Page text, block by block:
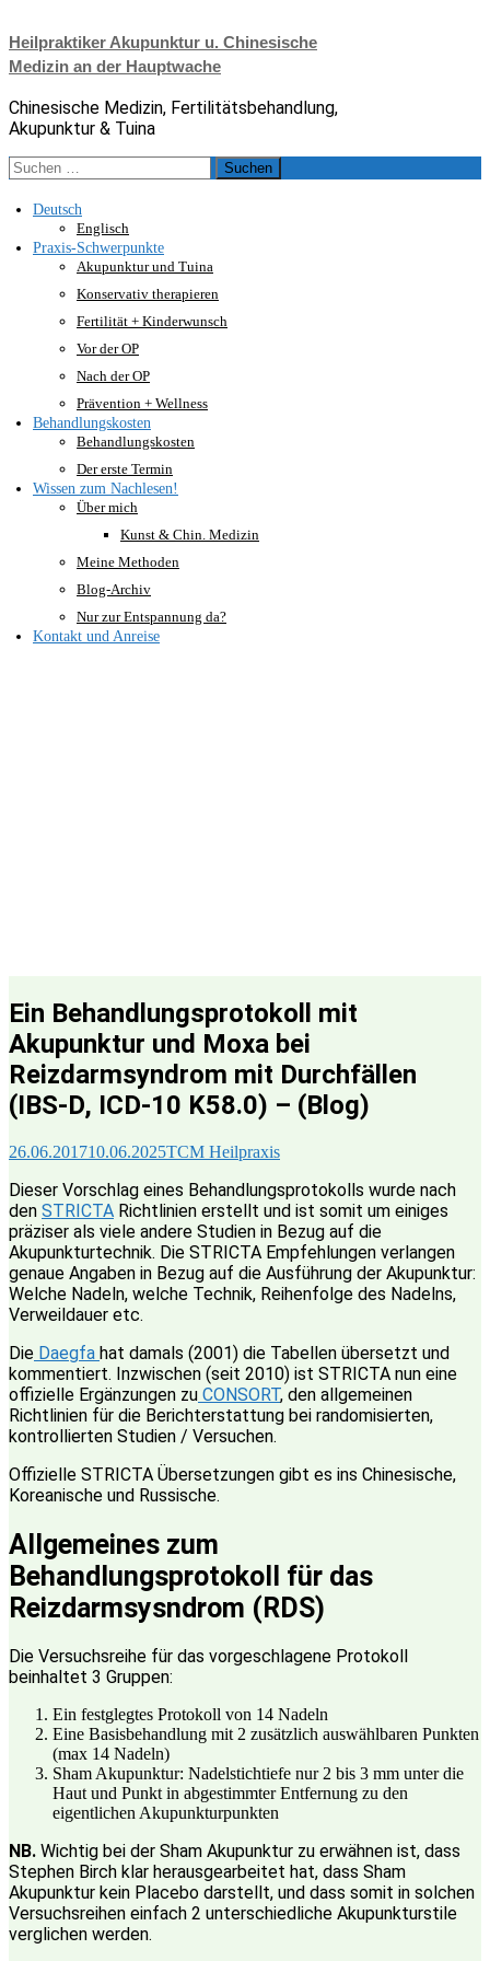
Inhalt
springen
Heilpraktiker Akupunktur u. Chinesische
Medizin an der Hauptwache
Chinesische Medizin, Fertilitätsbehandlung,
Akupunktur & Tuina
Suche
nach:
Deutsch
Englisch
Praxis-Schwerpunkte
Akupunktur und Tuina
Konservativ therapieren
Fertilität + Kinderwunsch
Vor der OP
Nach der OP
Prävention + Wellness
Behandlungskosten
Behandlungskosten
Der erste Termin
Wissen zum Nachlesen!
Über mich
Kunst & Chin. Medizin
Meine Methoden
Blog-Archiv
Nur zur Entspannung da?
Kontakt und Anreise
Ein Behandlungsprotokoll mit
Akupunktur und Moxa bei
Reizdarmsyndrom mit Durchfällen
(IBS-D, ICD-10 K58.0) – (Blog)
26.06.201710.06.2025TCM Heilpraxis
Dieser Vorschlag eines Behandlungsprotokolls wurde nach
den STRICTA Richtlinien erstellt und ist somit um einiges
präziser als viele andere Studien in Bezug auf die
Akupunkturtechnik. Die STRICTA Empfehlungen verlangen
genaue Angaben in Bezug auf die Ausführung der Akupunktur:
Welche Nadeln, welche Technik, Reihenfolge des Nadelns,
Verweildauer etc.
Die Daegfa hat damals (2001) die Tabellen übersetzt und
kommentiert. Inzwischen (seit 2010) ist STRICTA nun eine
offizielle Ergänzungen zu CONSORT, den allgemeinen
Richtlinien für die Berichterstattung bei randomisierten,
kontrollierten Studien / Versuchen.
Offizielle STRICTA Übersetzungen gibt es ins Chinesische,
Koreanische und Russische.
Allgemeines zum
Behandlungsprotokoll für das
Reizdarmsysndrom (RDS)
Die Versuchsreihe für das vorgeschlagene Protokoll
beinhaltet 3 Gruppen:
Ein festglegtes Protokoll von 14 Nadeln
Eine Basisbehandlung mit 2 zusätzlich auswählbaren Punkten
(max 14 Nadeln)
Sham Akupunktur: Nadelstichtiefe nur 2 bis 3 mm unter die
Haut und Punkt in abgestimmter Entfernung zu den
eigentlichen Akupunkturpunkten
NB. Wichtig bei der Sham Akupunktur zu erwähnen ist, dass
Stephen Birch klar herausgearbeitet hat, dass Sham
Akupunktur kein Placebo darstellt, und dass somit in solchen
Versuchsreihen einfach 2 unterschiedliche Akupunkturstile
verglichen werden.